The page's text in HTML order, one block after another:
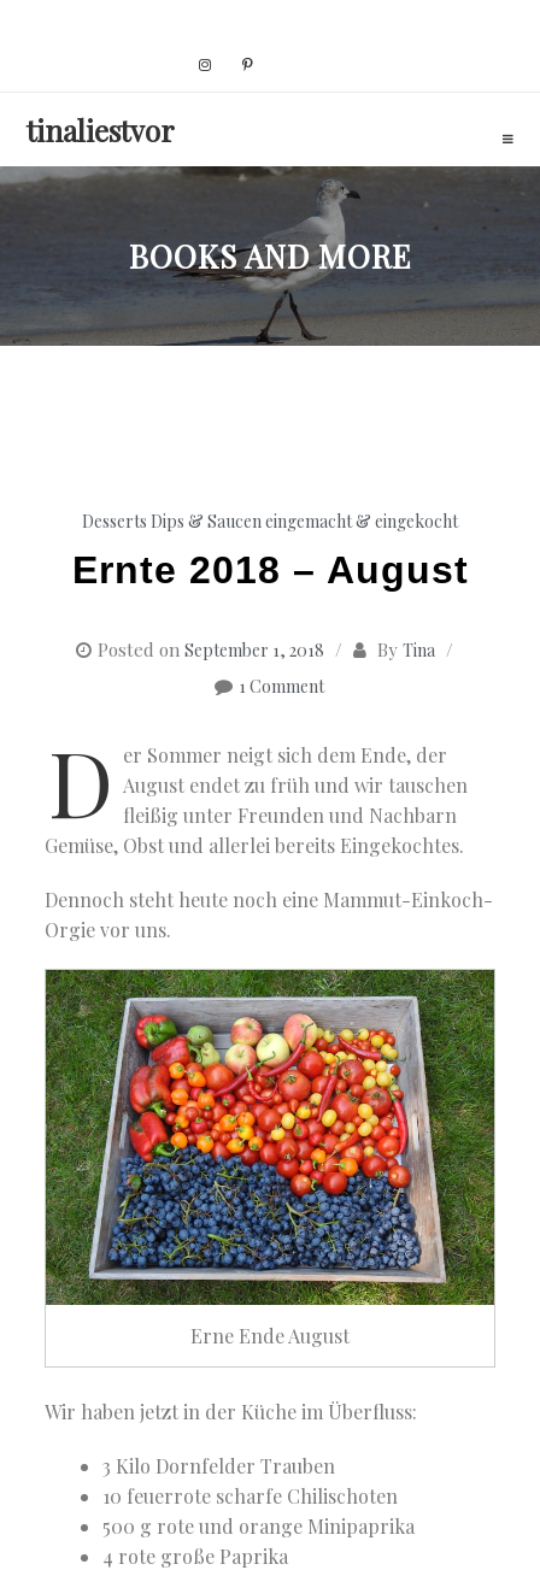
tinaliestvor
BOOKS AND MORE
Desserts Dips & Saucen eingemacht & eingekocht
Ernte 2018 – August
Posted on September 1, 2018 By Tina
1 Comment
D
er Sommer neigt sich dem Ende, der
August endet zu früh und wir tauschen
fleißig unter Freunden und Nachbarn
Gemüse, Obst und allerlei bereits Eingekochtes.
Dennoch steht heute noch eine Mammut-Einkoch-
Orgie vor uns.
Erne Ende August
Wir haben jetzt in der Küche im Überfluss:
3 Kilo Dornfelder Trauben
10 feuerrote scharfe Chilischoten
500 g rote und orange Minipaprika
4 rote große Paprika